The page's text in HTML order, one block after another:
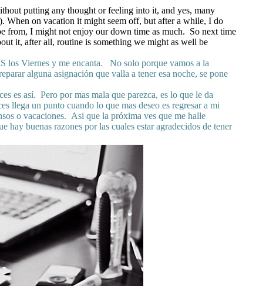
putting any thought or feeling into it, and yes, many
When on vacation it might seem off, but after a while, I do
from, I might not enjoy our down time as much. So next time
it, after all, routine is something we might as well be
los Viernes y me encanta. No solo porque vamos a la
alguna asignación que valla a tener esa noche, se pone
es así. Pero por mas mala que parezca, es lo que le da
llega un punto cuando lo que mas deseo es regresar a mi
o vacaciones. Asi que la próxima ves que me halle
hay buenas razones por las cuales estar agradecidos de tener